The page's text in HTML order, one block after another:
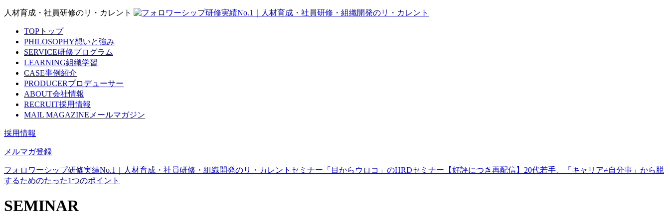
人材育成・社員研修のリ・カレント
TOP トップ
PHILOSOPHY想いと強み
SERVICE研修プログラム
LEARNING組織学習
CASE事例紹介
PRODUCERプロデューサー
ABOUT会社情報
RECRUIT採用情報
MAIL MAGAZINE メールマガジン
採用情報
メルマガ登録
フォロワーシップ研修実績No.1｜人材育成・社員研修・組織開発のリ・カレント セミナー 「目からウロコ」のHRDセミナー 【好評につき再配信】20代若手、「キャリア≠自分事」から脱
するためのたった1つのポイント
SEMINAR